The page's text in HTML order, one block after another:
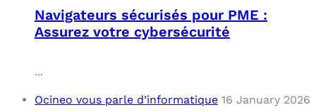
Navigateurs sécurisés pour PME :
Assurez votre cybersécurité
...
Ocineo vous parle d’informatique 16 January 2026